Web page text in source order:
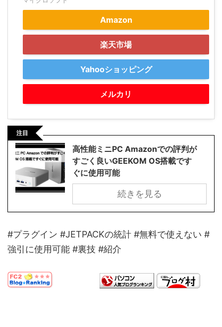
Amazon
楽天市場
Yahooショッピング
メルカリ
注目
高性能ミニPC Amazonでの評判が
すごく良いGEEKOM OS搭載です
ぐに使用可能
続きを見る
#プラグイン #JETPACKの統計 #無料で使えない #
強引に使用可能 #裏技 #紹介